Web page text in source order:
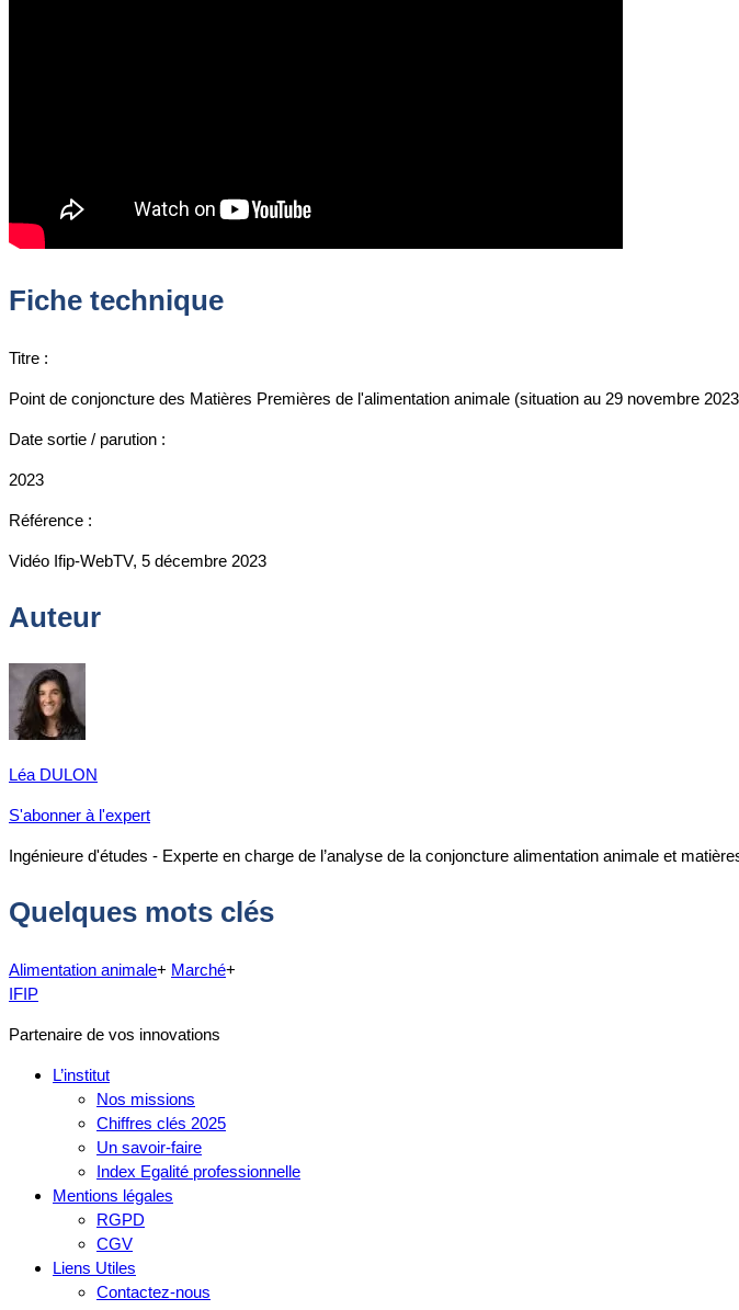
Fiche technique
Titre :
Point de conjoncture des Matières Premières de l'alimentation animale (situation au 29 novembre
Date sortie / parution :
2023
Référence :
Vidéo Ifip-WebTV, 5 décembre 2023
Auteur
Léa DULON
S'abonner à l'expert
Ingénieure d'études - Experte en charge de l’analyse de la conjoncture alimentation animale et
Quelques mots clés
Alimentation animale+ Marché+
IFIP
Partenaire de vos innovations
L’institut
Nos missions
Chiffres clés 2025
Un savoir-faire
Index Egalité professionnelle
Mentions légales
RGPD
CGV
Liens Utiles
Contactez-nous